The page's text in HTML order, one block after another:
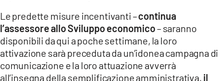
Le predette misure incentivanti –continua
l’assessore allo Sviluppo economico– saranno
disponibili da qui a poche settimane, la loro
attivazione sarà preceduta da un’idonea campagna di
comunicazione e la loro attuazione avverrà
all’insegna della semplificazione amministrativa, il